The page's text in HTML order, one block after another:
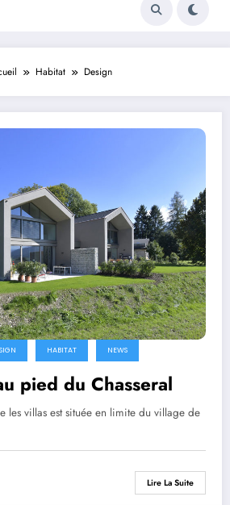
Habitat Design
HABITAT NEWS
pied du Chasseral
les villas est située en limite du village de
Lire La Suite